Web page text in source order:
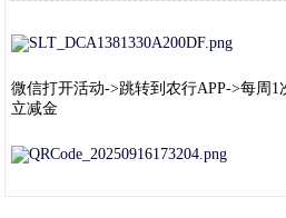
微信打开活动->跳转到农行APP->每周1
立减金